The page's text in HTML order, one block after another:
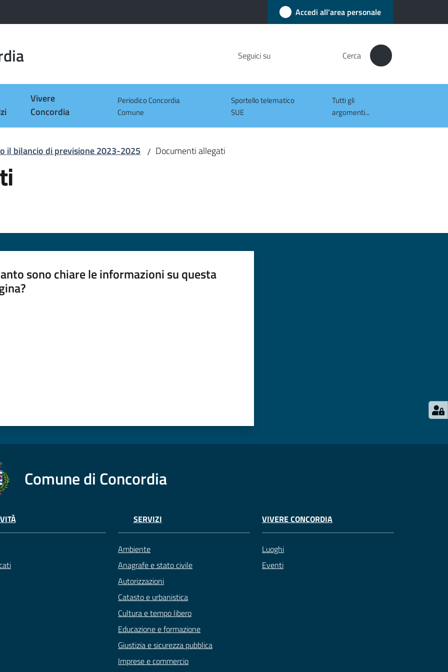
Accedi all'area personale
Seguici su Cerca
Vivere
Concordia
Periodico Concordia
Comune
Sportello telematico
SUE
Tutti gli
argomenti...
il bilancio di previsione 2023-2025 / Documenti allegati
sono chiare le informazioni su questa
Comune di Concordia
SERVIZI
Ambiente
Anagrafe e stato civile
Autorizzazioni
Catasto e urbanistica
Cultura e tempo libero
Educazione e formazione
Giustizia e sicurezza pubblica
Imprese e commercio
VIVERE CONCORDIA
Luoghi
Eventi